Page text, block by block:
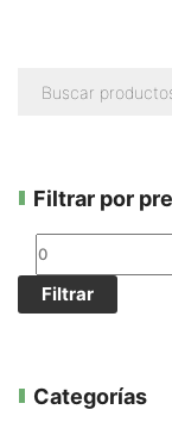
Filtrar por
Filtrar
Categorías